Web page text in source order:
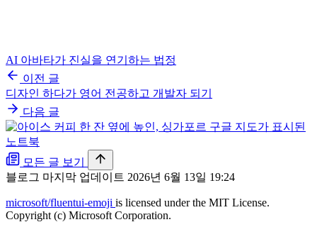
AI 아바타가 진실을 연기하는 법정
이전 글
디자인 하다가 영어 전공하고 개발자 되기
다음 글
모든 글 보기
블로그 마지막 업데이트 2026년 6월 13일 19:24
microsoft/fluentui-emoji is licensed under the MIT License.
Copyright (c) Microsoft Corporation.